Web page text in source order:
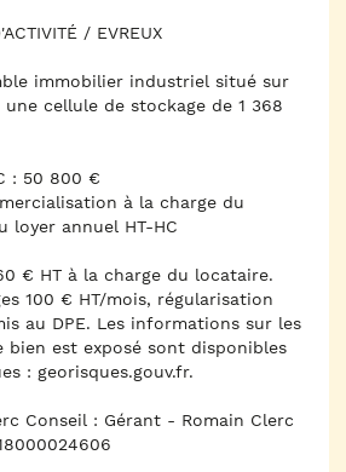
/ EVREUX
immobilier industriel situé sur
cellule de stockage de 1 368
: 50 800 €
à la charge du
loyer annuel HT-HC
€ HT à la charge du locataire.
100 € HT/mois, régularisation
au DPE. Les informations sur les
bien est exposé sont disponibles
: georisques.gouv.fr.
Conseil : Gérant - Romain Clerc